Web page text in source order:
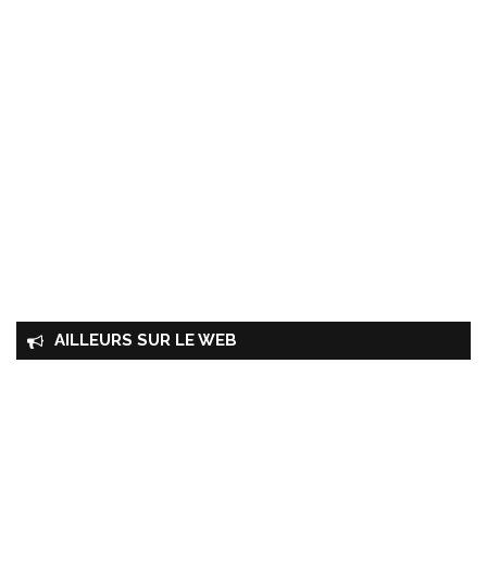
AILLEURS SUR LE WEB